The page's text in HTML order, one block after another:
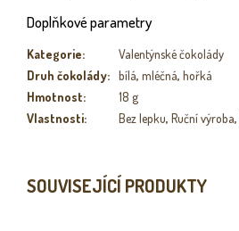
SOUVISEJÍCÍ PRODUKTY
Doplňkové parametry
Kategorie:
Valentýnské čokolády
Druh čokolády: bílá, mléčná, hořká
Hmotnost:
18 g
Vlastnosti: Bez lepku, Ruční výroba,